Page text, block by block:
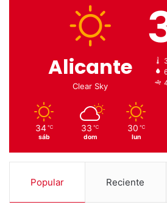
Alicante
Clear Sky
34 ℃
sáb
33 ℃
dom
30 ℃
lun
Popular Reciente